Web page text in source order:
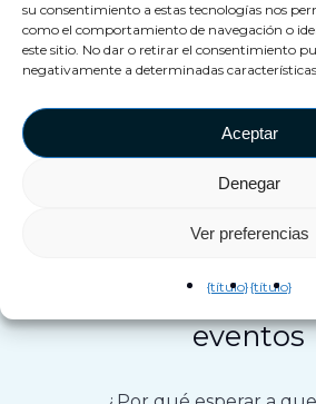
su consentimiento a estas tecnologías nos
como el comportamiento de navegación o
este sitio. No dar o retirar el consentimiento
negativamente a determinadas
Aceptar
Denegar
Ver preferencias
{título}{título}
Arena para
eventos